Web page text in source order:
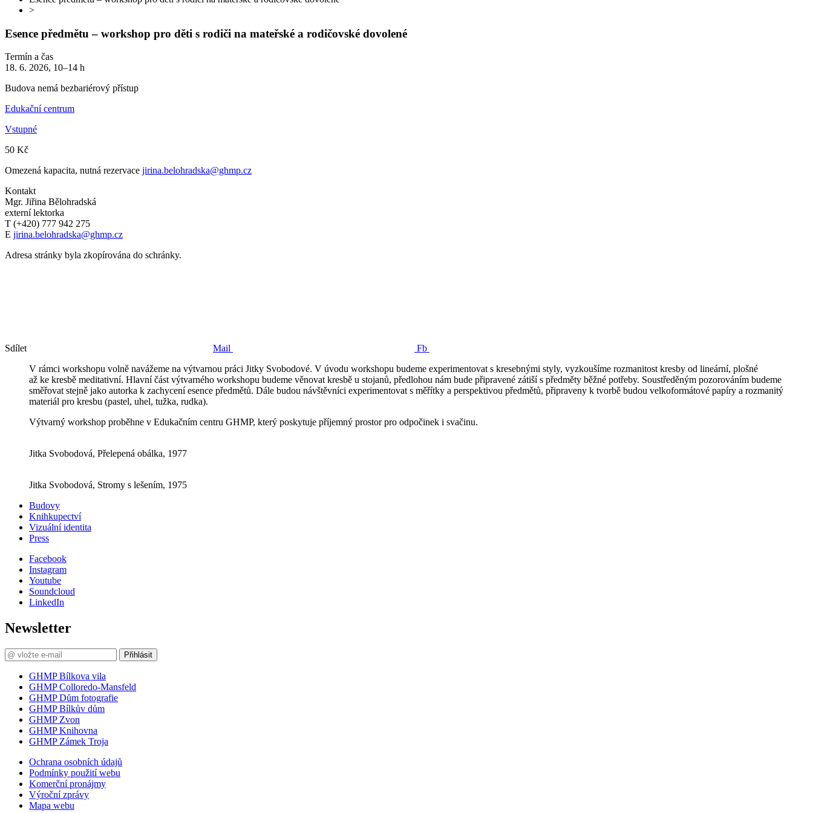
>
Esence předmětu – workshop pro děti s rodiči na mateřské a rodičovské dovolené
Termín a čas
18. 6. 2026, 10–14 h
Budova nemá bezbariérový přístup
Edukační centrum
Vstupné
50 Kč
Omezená kapacita, nutná rezervace jirina.belohradska@ghmp.cz
Kontakt
Mgr. Jiřina Bělohradská
externí lektorka
T (+420) 777 942 275
E jirina.belohradska@ghmp.cz
Adresa stránky byla zkopírována do schránky.
Sdílet Mail
Fb
V rámci workshopu volně navážeme na výtvarnou práci Jitky Svobodové. V úvodu workshopu budeme experimentovat s kresebnými styly, vyzkoušíme rozmanitost kresby od lineární, plošné
až ke kresbě meditativní. Hlavní část výtvarného workshopu budeme věnovat kresbě u stojanů, předlohou nám bude připravené zátiší s předměty běžné potřeby. Soustředěným pozorováním budeme
směřovat stejně jako autorka k zachycení esence předmětů. Dále budou návštěvníci experimentovat s měřítky a perspektivou předmětů, připraveny k tvorbě budou velkoformátové papíry a rozmanitý
materiál pro kresbu (pastel, uhel, tužka, rudka).
Výtvarný workshop proběhne v Edukačním centru GHMP, který poskytuje příjemný prostor pro odpočinek i svačinu.
Jitka Svobodová, Přelepená obálka, 1977
Jitka Svobodová, Stromy s lešením, 1975
Budovy
Knihkupectví
Vizuální identita
Press
Facebook
Instagram
Youtube
Soundcloud
LinkedIn
Newsletter
Přihlásit
GHMP Bílkova vila
GHMP Colloredo-Mansfeld
GHMP Dům fotografie
GHMP Bílkův dům
GHMP Zvon
GHMP Knihovna
GHMP Zámek Troja
Ochrana osobních údajů
Podmínky použití webu
Komerční pronájmy
Výroční zprávy
Mapa webu